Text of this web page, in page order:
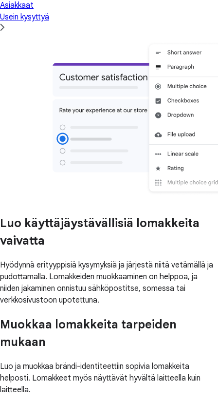
Asiakkaat
Usein kysyttyä
Luo käyttäjäystävällisiä lomakkeita
vaivatta
Hyödynnä erityyppisiä kysymyksiä ja järjestä niitä vetämällä ja
pudottamalla. Lomakkeiden muokkaaminen on helppoa, ja
niiden jakaminen onnistuu sähköpostitse, somessa tai
verkkosivustoon upotettuna.
Muokkaa lomakkeita tarpeiden
mukaan
Luo ja muokkaa brändi-identiteettiin sopivia lomakkeita
helposti. Lomakkeet myös näyttävät hyvältä laitteella kuin
laitteella.